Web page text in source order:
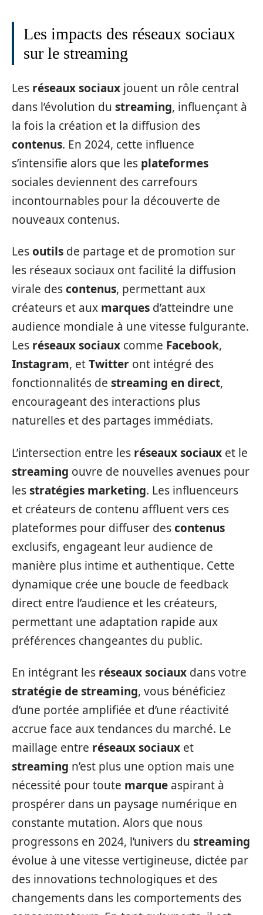
Les impacts des réseaux sociaux
sur le streaming
Les réseaux sociaux jouent un rôle central
dans l’évolution du streaming, influençant à
la fois la création et la diffusion des
contenus. En 2024, cette influence
s’intensifie alors que les plateformes
sociales deviennent des carrefours
incontournables pour la découverte de
nouveaux contenus.
Lesoutils de partage et de promotion sur
les réseaux sociaux ont facilité la diffusion
virale descontenus, permettant aux
créateurs et aux marques d’atteindre une
audience mondiale à une vitesse fulgurante.
Les réseaux sociaux comme Facebook,
Instagram, etTwitter ont intégré des
fonctionnalités de streaming en direct,
encourageant des interactions plus
naturelles et des partages immédiats.
L’intersection entre les réseaux sociaux et le
streaming ouvre de nouvelles avenues pour
lesstratégies marketing. Les influenceurs
et créateurs de contenu affluent vers ces
plateformes pour diffuser descontenus
exclusifs, engageant leur audience de
manière plus intime et authentique. Cette
dynamique crée une boucle de feedback
direct entre l’audience et les créateurs,
permettant une adaptation rapide aux
préférences changeantes du public.
En intégrant les réseaux sociaux dans votre
stratégie de streaming, vous bénéficiez
d’une portée amplifiée et d’une réactivité
accrue face aux tendances du marché. Le
maillage entre réseaux sociaux et
streaming n’est plus une option mais une
nécessité pour toute marque aspirant à
prospérer dans un paysage numérique en
constante mutation. Alors que nous
progressons en 2024, l’univers du streaming
évolue à une vitesse vertigineuse, dictée par
des innovations technologiques et des
changements dans les comportements des